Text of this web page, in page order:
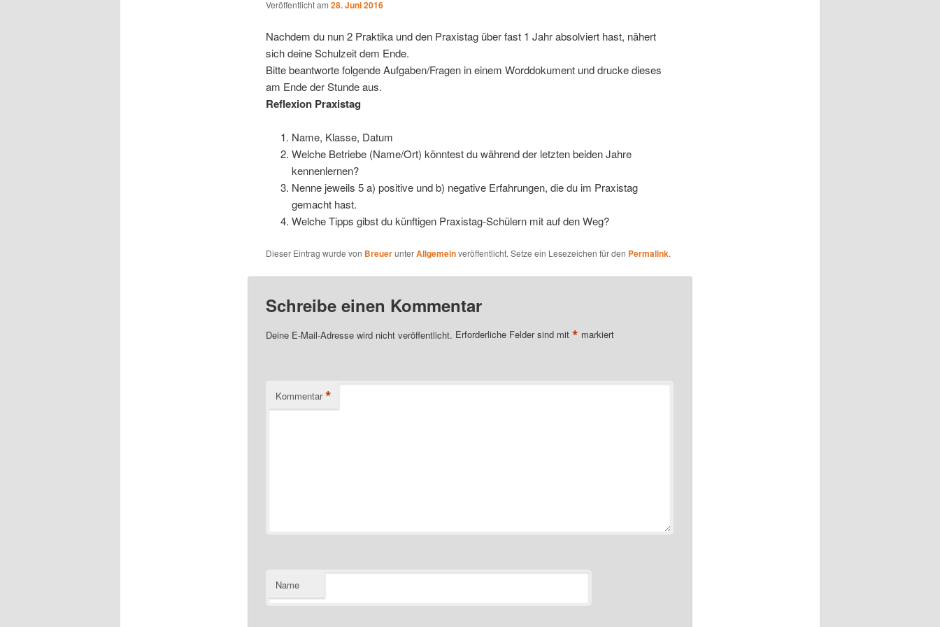
Veröffentlicht am 28. Juni 2016
Nachdem du nun 2 Praktika und den Praxistag über fast 1 Jahr absolviert hast, nähert
sich deine Schulzeit dem Ende.
Bitte beantworte folgende Aufgaben/Fragen in einem Worddokument und drucke dieses
am Ende der Stunde aus.
Reflexion Praxistag
Name, Klasse, Datum
Welche Betriebe (Name/Ort) könntest du während der letzten beiden Jahre
kennenlernen?
Nenne jeweils 5 a) positive und b) negative Erfahrungen, die du im Praxistag
gemacht hast.
Welche Tipps gibst du künftigen Praxistag-Schülern mit auf den Weg?
Dieser Eintrag wurde von BreuerunterAllgemeinveröffentlicht. Setze ein Lesezeichen für den Permalink.
Schreibe einen Kommentar
Deine E-Mail-Adresse wird nicht veröffentlicht. Erforderliche Felder sind mit * markiert
Kommentar *
Name